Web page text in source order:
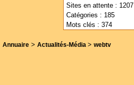
Sites en attente : 1207
Catégories : 185
Mots clés : 374
Annuaire > Actualités-Média > webtv